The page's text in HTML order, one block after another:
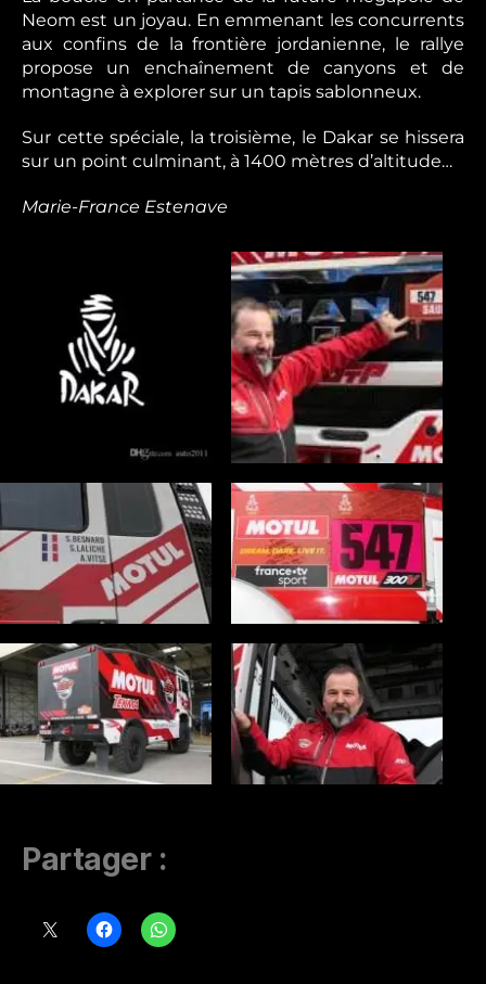
Neom est un joyau. En emmenant les concurrents
aux confins de la frontière jordanienne, le rallye
propose un enchaînement de canyons et de
montagne à explorer sur un tapis sablonneux.
Sur cette spéciale, la troisième, le Dakar se hissera
sur un point culminant, à 1400 mètres d’altitude…
Marie-France Estenave
Partager :